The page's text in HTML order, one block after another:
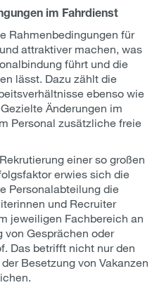
im Fahrdienst
Rahmenbedingungen für
attraktiver machen, was
führt und die
lässt. Dazu zählt die
ebenso wie
Änderungen im
Personal zusätzliche freie
einer so großen
erwies sich die
Personalabteilung die
und Recruiter
jeweiligen Fachbereich an
von Gesprächen oder
Das betrifft nicht nur den
Besetzung von Vakanzen